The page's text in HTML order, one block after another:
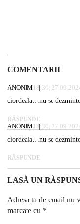
COMENTARII
ANONIM 18:30,
ciordeala…nu se dezminte
RĂSPUNDE
ANONIM 18:30,
ciordeala…nu se dezminte
RĂSPUNDE
LASĂ UN
Adresa ta de email nu
marcate cu *